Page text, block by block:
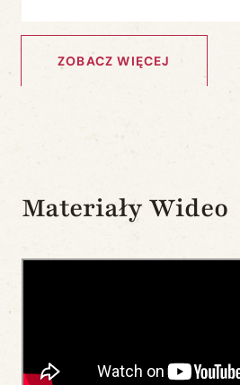
ZOBACZ WIĘCEJ
Materiały Wideo